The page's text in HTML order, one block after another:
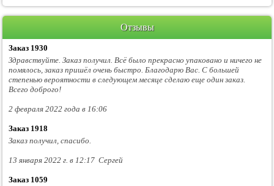
Отзывы
Заказ 1930
Здравствуйте. Заказ получил. Всё было прекрасно упаковано и ничего не
помялось, заказ пришёл очень быстро. Благодарю Вас. С большей
степенью вероятности в следующем месяце сделаю еще один заказ.
Всего доброго!
2 февраля 2022 года в 16:06
Заказ 1918
Заказ получил, спасибо.
13 января 2022 г. в 12:17 Сергей
Заказ 1059